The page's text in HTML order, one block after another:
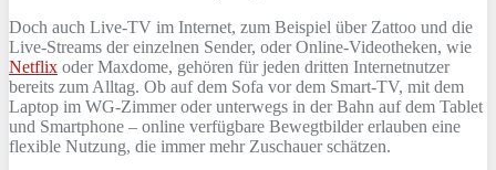
Doch auch Live-TV im Internet, zum Beispiel über Zattoo und die
Live-Streams der einzelnen Sender, oder Online-Videotheken, wie
Netflix oder Maxdome, gehören für jeden dritten Internetnutzer
bereits zum Alltag. Ob auf dem Sofa vor dem Smart-TV, mit dem
Laptop im WG-Zimmer oder unterwegs in der Bahn auf dem Tablet
und Smartphone – online verfügbare Bewegtbilder erlauben eine
flexible Nutzung, die immer mehr Zuschauer schätzen.